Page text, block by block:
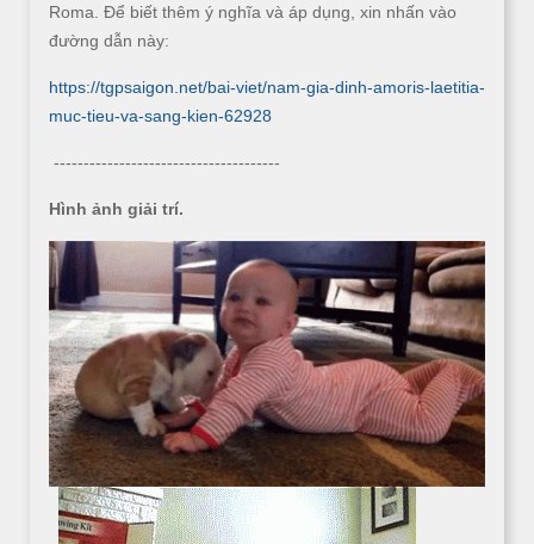
Roma. Để biết thêm ý nghĩa và áp dụng, xin nhấn vào
đường dẫn này:
https://tgpsaigon.net/bai-viet/nam-gia-dinh-amoris-laetitia-
muc-tieu-va-sang-kien-62928
--------------------------------------
Hình ảnh giải trí.